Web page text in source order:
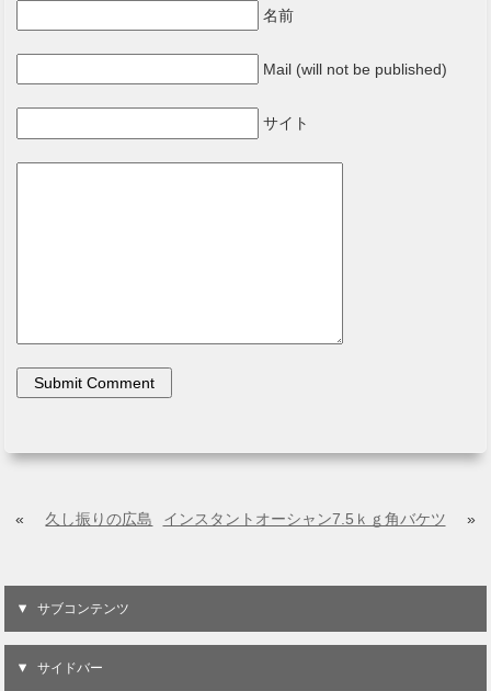
名前
Mail (will not be published)
サイト
« 久し振りの広島 インスタントオーシャン7.5ｋｇ角バケツ »
サブコンテンツ
サイドバー